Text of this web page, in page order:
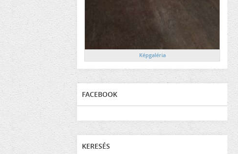
Képgaléria
FACEBOOK
KERESÉS